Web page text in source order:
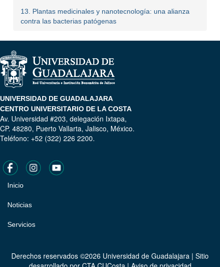
13. Plantas medicinales y nanotecnología: una alianza
contra las bacterias patógenas
UNIVERSIDAD DE GUADALAJARA
CENTRO UNIVERSITARIO DE LA COSTA
Av. Universidad #203, delegación Ixtapa,
CP. 48280, Puerto Vallarta, Jalisco, México.
Teléfono: +52 (322) 226 2200.
Pie
de
página
Inicio
Noticias
Servicios
Derechos reservados ©2026 Universidad de Guadalajara | Sitio